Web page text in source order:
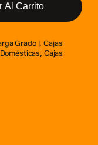
Al Carrito
Grado I,Cajas
, Cajas